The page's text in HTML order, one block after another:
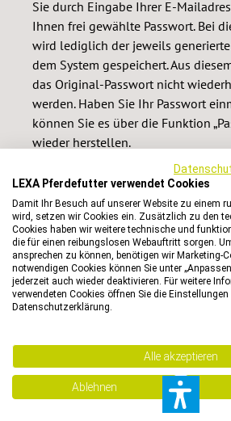
Sie durch Eingabe Ihrer E-
Ihnen frei gewählte Passwort. Bei
wird lediglich der jeweils
dem System gespeichert. Aus
das Original-Passwort nicht
werden. Haben Sie Ihr Passwort
können Sie es über die Funktion
wieder herstellen.
Wir speichern bei jedem Login
zu den oben genannten noch
Datum und Uhrzeit des Login
Die Verarbeitung Ihrer
Rahmen der Registrierung und
Kundenkontos erfolgt zum Zwecke
unseren Onlineshop sowie der
Rahmen des Kundenkontos
Nutzung der Merkliste, Sammeln
Bonuspunkten, Einsehen der
LEXA Pferdefutter verwendet Cookies
Damit Ihr Besuch auf unserer Website zu einem
wird, setzen wir Cookies ein. Zusätzlich zu den
Cookies haben wir weitere technische und
die für einen reibungslosen Webauftritt sorgen.
ansprechen zu können, benötigen wir Marketing-
notwendigen Cookies können Sie unter
jederzeit auch wieder deaktivieren. Für weitere
verwendeten Cookies öffnen Sie die
Datenschutzerklärung.
Alle akzeptieren
Ablehnen